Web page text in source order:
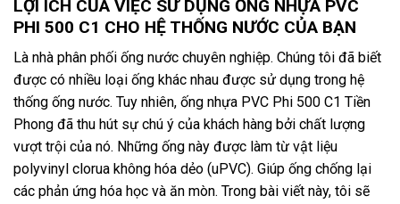
LỢI ÍCH CỦA VIỆC SỬ DỤNG ỐNG NHỰA PVC
PHI 500 C1 CHO HỆ THỐNG NƯỚC CỦA BẠN
Là nhà phân phối ống nước chuyên nghiệp. Chúng tôi đã biết
được có nhiều loại ống khác nhau được sử dụng trong hệ
thống ống nước. Tuy nhiên, ống nhựa PVC Phi 500 C1 Tiền
Phong đã thu hút sự chú ý của khách hàng bởi chất lượng
vượt trội của nó. Những ống này được làm từ vật liệu
polyvinyl clorua không hóa dẻo (uPVC). Giúp ống chống lại
các phản ứng hóa học và ăn mòn. Trong bài viết này, tôi sẽ